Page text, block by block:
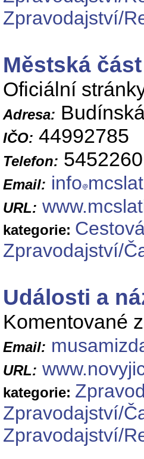
Zpravodajství/
Městská
Oficiální
Adresa:
IČO: 44992785
Telefon:
Email: info
URL:
kategorie:
Zpravodajství/
Události a
Komentované
Email:
URL:
kategorie:
Zpravodajství/
Zpravodajství/